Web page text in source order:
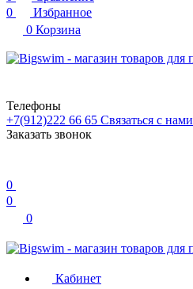
0
Избранное
0 Корзина
Телефоны
+7(912)222 66 65 Связаться с нами
Заказать звонок
0
0
0
Кабинет